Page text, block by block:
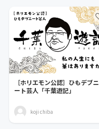
［ホリエモン公認］ひもデブニ
ート芸人「千葉遊記」
koji chiba